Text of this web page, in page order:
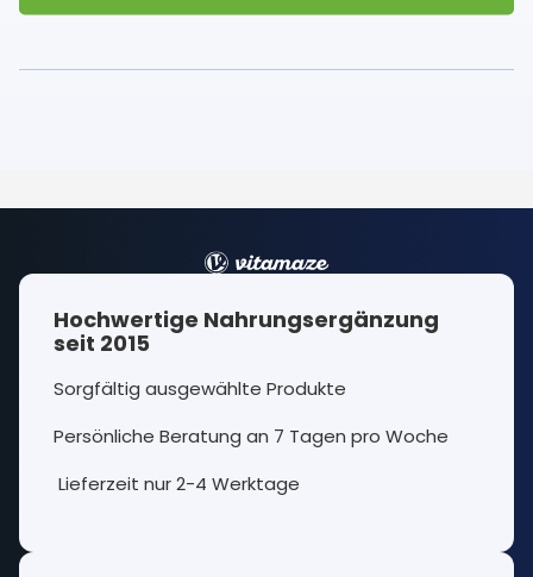
Hochwertige Nahrungsergänzung
seit 2015
Sorgfältig ausgewählte Produkte
Persönliche Beratung an 7 Tagen pro Woche
Lieferzeit nur 2-4 Werktage